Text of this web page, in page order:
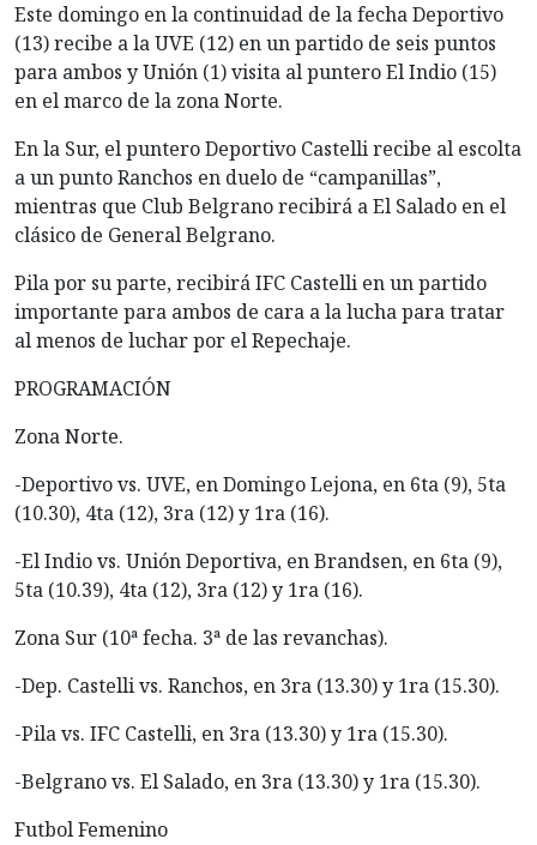
Este domingo en la continuidad de la fecha Deportivo
(13) recibe a la UVE (12) en un partido de seis puntos
para ambos y Unión (1) visita al puntero El Indio (15)
en el marco de la zona Norte.
En la Sur, el puntero Deportivo Castelli recibe al escolta
a un punto Ranchos en duelo de “campanillas”,
mientras que Club Belgrano recibirá a El Salado en el
clásico de General Belgrano.
Pila por su parte, recibirá IFC Castelli en un partido
importante para ambos de cara a la lucha para tratar
al menos de luchar por el Repechaje.
PROGRAMACIÓN
Zona Norte.
-Deportivo vs. UVE, en Domingo Lejona, en 6ta (9), 5ta
(10.30), 4ta (12), 3ra (12) y 1ra (16).
-El Indio vs. Unión Deportiva, en Brandsen, en 6ta (9),
5ta (10.39), 4ta (12), 3ra (12) y 1ra (16).
Zona Sur (10ª fecha. 3ª de las revanchas).
-Dep. Castelli vs. Ranchos, en 3ra (13.30) y 1ra (15.30).
-Pila vs. IFC Castelli, en 3ra (13.30) y 1ra (15.30).
-Belgrano vs. El Salado, en 3ra (13.30) y 1ra (15.30).
Futbol Femenino